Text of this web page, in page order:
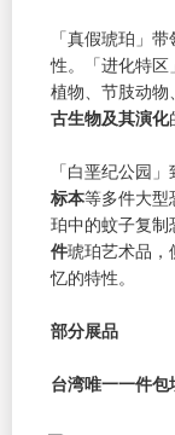
「真假琥珀」
性。「进化特区
植物、节肢动
古生物及其演化
「白垩纪公园
标本等多件大型
珀中的蚊子复
件琥珀艺术品
忆的特性。
部分展品
台湾唯一一件